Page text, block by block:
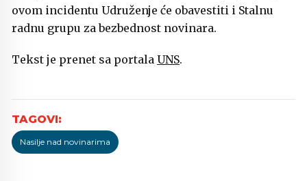
ovom incidentu Udruženje će obavestiti i Stalnu
radnu grupu za bezbednost novinara.
Tekst je prenet sa portala UNS.
Nasilje nad novinarima